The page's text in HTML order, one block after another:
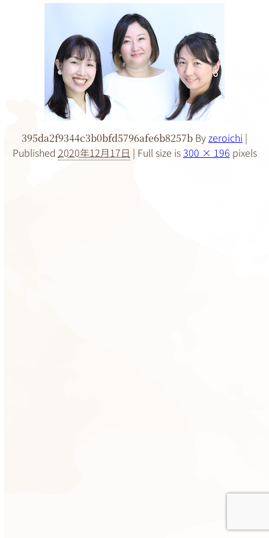
395da2f9344c3b0bfd5796afe6b8257b Byzeroichi |
Published 2020年12月17日 | Full size is300 × 196 pixels